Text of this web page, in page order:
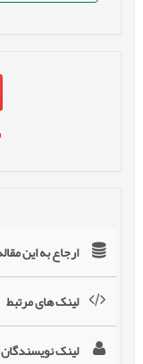
ارجاع به این مقاله
لینک های مرتبط
لینک نویسندگان